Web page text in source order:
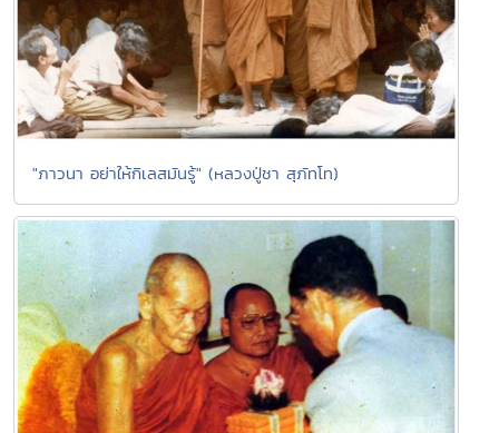
"ภาวนา อย่าให้กิเลสมันรู้" (หลวงปู่ชา สุภัทโท)